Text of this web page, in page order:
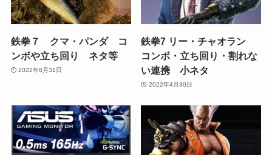
鉄拳７ クマ・パンダ コ
ンボや立ち回り ネタ等
2022年8月31日
鉄拳7 リー・チャオラン
コンボ・立ち回り・割れな
い連携 小ネタ
2022年4月30日